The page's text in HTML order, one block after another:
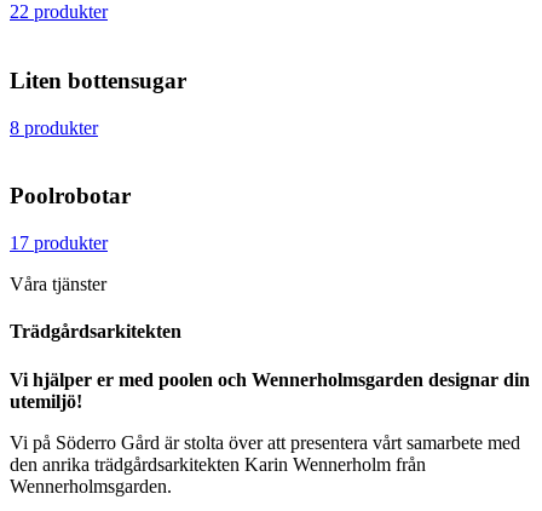
22 produkter
Liten bottensugar
8 produkter
Poolrobotar
17 produkter
Våra tjänster
Trädgårdsarkitekten
Vi hjälper er med poolen och Wennerholmsgarden designar din
utemiljö!
Vi på Söderro Gård är stolta över att presentera vårt samarbete med
den anrika trädgårdsarkitekten Karin Wennerholm från
Wennerholmsgarden.